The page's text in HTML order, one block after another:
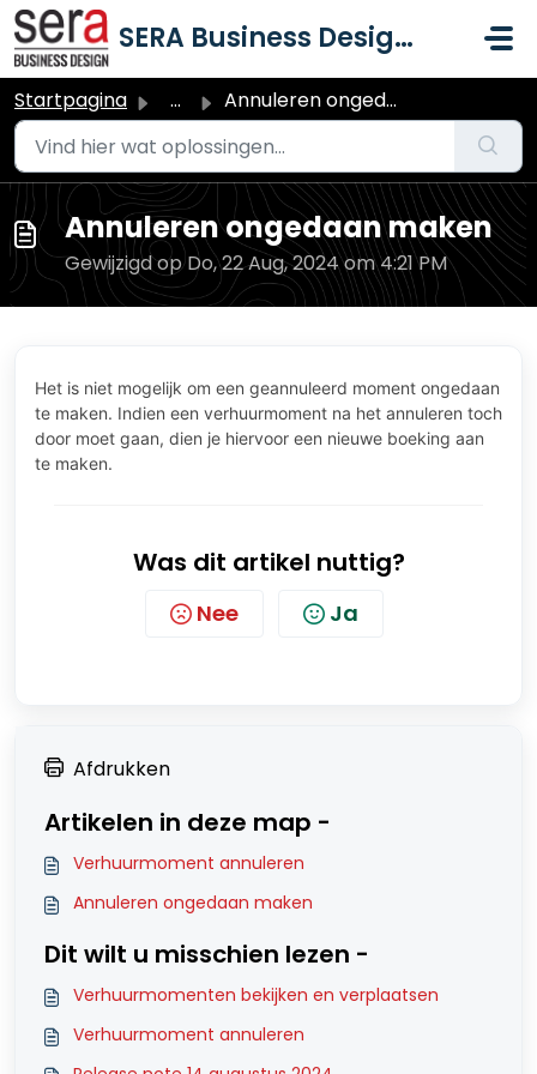
Doorgaan naar hoofdinhoud
SERA Business Design B.V.
Startpagina ... Annuleren ongedaan maken
Annuleren ongedaan maken
Gewijzigd op Do, 22 Aug, 2024 om 4:21 PM
Het is niet mogelijk om een geannuleerd moment ongedaan
te maken. Indien een verhuurmoment na het annuleren toch
door moet gaan, dien je hiervoor een nieuwe boeking aan
te maken.
Was dit artikel nuttig?
Nee Ja
Afdrukken
Artikelen in deze map -
Verhuurmoment annuleren
Annuleren ongedaan maken
Dit wilt u misschien lezen -
Verhuurmomenten bekijken en verplaatsen
Verhuurmoment annuleren